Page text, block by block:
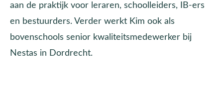
aan de praktijk voor leraren, schoolleiders, IB-ers
en bestuurders. Verder werkt Kim ook als
bovenschools senior kwaliteitsmedewerker bij
Nestas in Dordrecht.